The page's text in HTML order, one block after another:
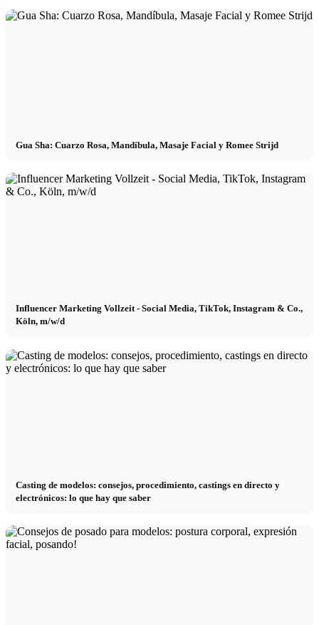
Gua Sha: Cuarzo Rosa, Mandíbula, Masaje Facial y Romee Strijd
Influencer Marketing Vollzeit - Social Media, TikTok, Instagram & Co.,
Köln, m/w/d
Casting de modelos: consejos, procedimiento, castings en directo y
electrónicos: lo que hay que saber